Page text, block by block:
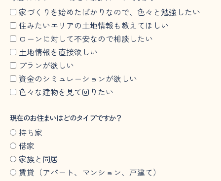
家づくりを始めたばかりなので、色々と勉強したい
住みたいエリアの土地情報も教えてほしい
ローンに対して不安なので相談したい
土地情報を直接欲しい
プランが欲しい
資金のシミュレーションが欲しい
色々な建物を見て回りたい
現在のお住まいはどのタイプですか？
持ち家
借家
家族と同居
賃貸（アパート、マンション、戸建て）